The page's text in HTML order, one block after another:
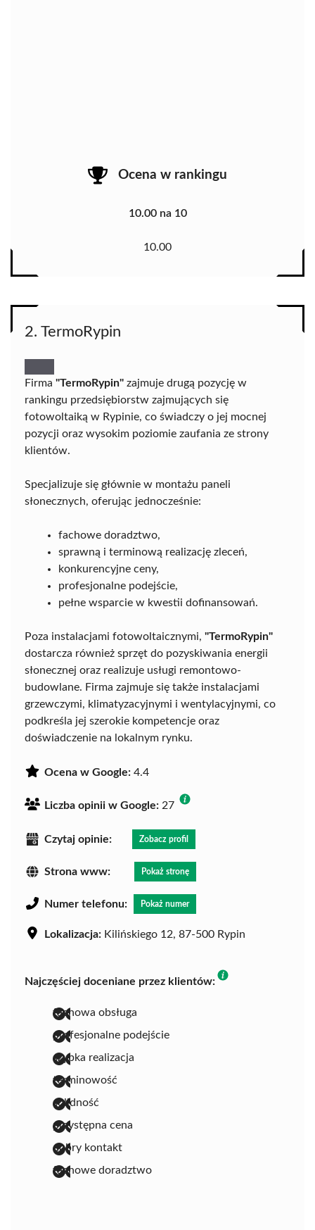
Ocena w rankingu
10.00 na 10
10.00
2. TermoRypin
Firma "TermoRypin" zajmuje drugą pozycję w
rankingu przedsiębiorstw zajmujących się
fotowoltaiką w Rypinie, co świadczy o jej mocnej
pozycji oraz wysokim poziomie zaufania ze strony
klientów.
Specjalizuje się głównie w montażu paneli
słonecznych, oferując jednocześnie:
fachowe doradztwo,
sprawną i terminową realizację zleceń,
konkurencyjne ceny,
profesjonalne podejście,
pełne wsparcie w kwestii dofinansowań.
Poza instalacjami fotowoltaicznymi, "TermoRypin"
dostarcza również sprzęt do pozyskiwania energii
słonecznej oraz realizuje usługi remontowo-
budowlane. Firma zajmuje się także instalacjami
grzewczymi, klimatyzacyjnymi i wentylacyjnymi, co
podkreśla jej szerokie kompetencje oraz
doświadczenie na lokalnym rynku.
Ocena w Google: 4.4
Liczba opinii w Google: 27
Czytaj opinie: Zobacz profil
Strona www: Pokaż stronę
Numer telefonu: Pokaż numer
Lokalizacja: Kilińskiego 12, 87-500 Rypin
Najczęściej doceniane przez klientów:
fachowa obsługa
profesjonalne podejście
szybka realizacja
terminowość
solidność
przystępna cena
dobry kontakt
fachowe doradztwo